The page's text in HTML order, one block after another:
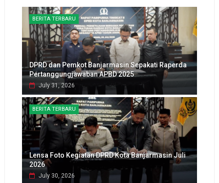
BERITA TERBARU
DPRD dan Pemkot Banjarmasin Sepakati Raperda
Pertanggungjawaban APBD 2025
July 31, 2026
BERITA TERBARU
Lensa Foto Kegiatan DPRD Kota Banjarmasin Juli
2026
July 30, 2026